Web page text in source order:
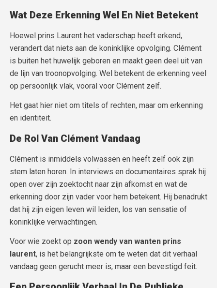
Wat Deze Erkenning Wel En Niet Betekent
Hoewel prins Laurent het vaderschap heeft erkend,
verandert dat niets aan de koninklijke opvolging. Clément
is buiten het huwelijk geboren en maakt geen deel uit van
de lijn van troonopvolging. Wel betekent de erkenning veel
op persoonlijk vlak, vooral voor Clément zelf.
Het gaat hier niet om titels of rechten, maar om erkenning
en identiteit.
De Rol Van Clément Vandaag
Clément is inmiddels volwassen en heeft zelf ook zijn
stem laten horen. In interviews en documentaires sprak hij
open over zijn zoektocht naar zijn afkomst en wat de
erkenning door zijn vader voor hem betekent. Hij benadrukt
dat hij zijn eigen leven wil leiden, los van sensatie of
koninklijke verwachtingen.
Voor wie zoekt op zoon wendy van wanten prins
laurent, is het belangrijkste om te weten dat dit verhaal
vandaag geen gerucht meer is, maar een bevestigd feit.